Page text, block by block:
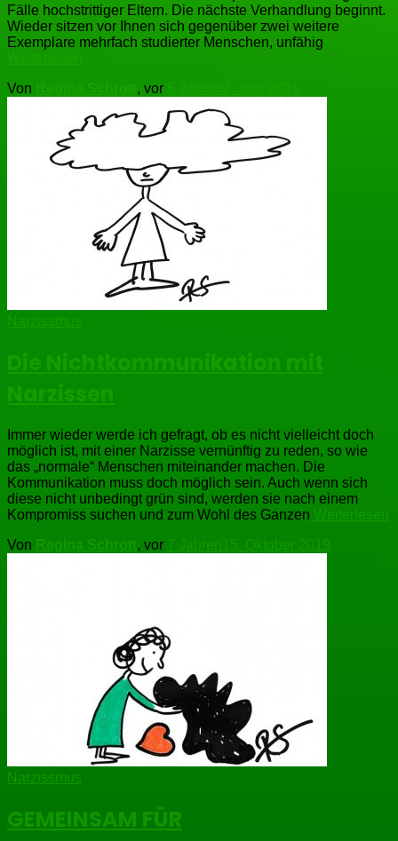
Fälle hochstrittiger Eltern. Die nächste Verhandlung beginnt.
Wieder sitzen vor Ihnen sich gegenüber zwei weitere
Exemplare mehrfach studierter Menschen, unfähig
Von
, vor
Immer wieder werde ich gefragt, ob es nicht vielleicht doch
möglich ist, mit einer Narzisse vernünftig zu reden, so wie
das „normale“ Menschen miteinander machen. Die
Kommunikation muss doch möglich sein. Auch wenn sich
diese nicht unbedingt grün sind, werden sie nach einem
Kompromiss suchen und zum Wohl des Ganzen Weiterlesen
Von Regina Schrott, vor 7 Jahren 15. Oktober 2019
Narzissmus
GEMEINSAM FÜR